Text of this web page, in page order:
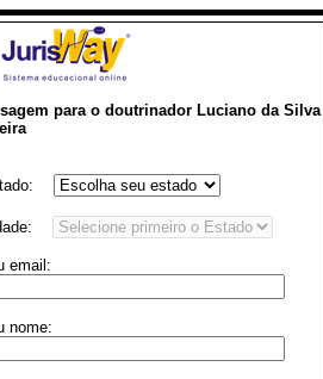
para o doutrinador Luciano da Silva
email:
nome: